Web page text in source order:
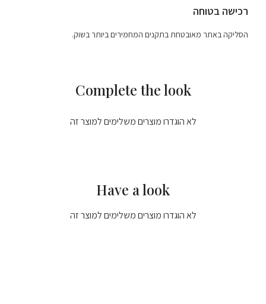
רכישה בטוחה
הסליקה באתר מאובטחת בתקנים המחמירים ביותר בשוק.
Complete the look
לא הוגדרו מוצרים משלימים למוצר זה
Have a look
לא הוגדרו מוצרים משלימים למוצר זה